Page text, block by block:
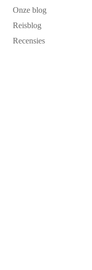
Onze blog
Reisblog
Recensies